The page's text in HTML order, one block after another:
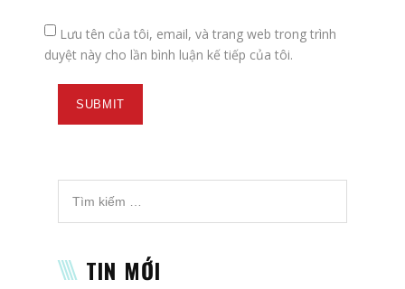
Lưu tên của tôi, email, và trang web trong trình
duyệt này cho lần bình luận kế tiếp của tôi.
TIN MỚI